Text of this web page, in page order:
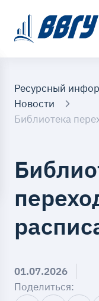
Новости
01.07.2026
Поделиться: